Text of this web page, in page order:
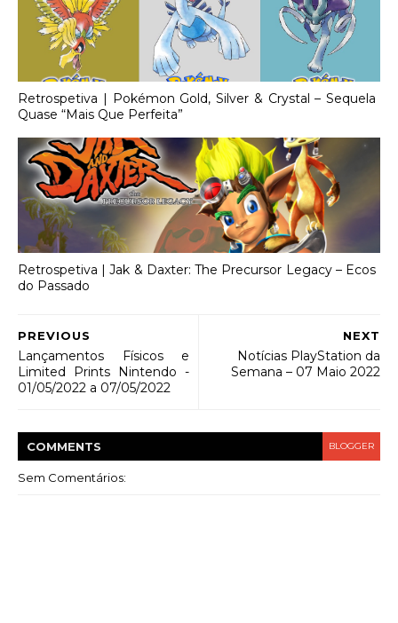
Retrospetiva | Pokémon Gold, Silver & Crystal – Sequela
Quase “Mais Que Perfeita”
Retrospetiva | Jak & Daxter: The Precursor Legacy – Ecos
do Passado
NEXT
Notícias PlayStation da
Semana – 07 Maio 2022
PREVIOUS
Lançamentos Físicos e
Limited Prints Nintendo -
01/05/2022 a 07/05/2022
COMMENTS BLOGGER
Sem Comentários: